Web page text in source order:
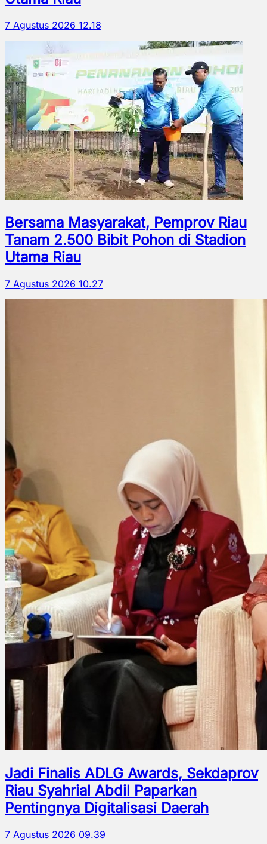
7 Agustus 2026 12.18
Bersama Masyarakat, Pemprov Riau
Tanam 2.500 Bibit Pohon di Stadion
Utama Riau
7 Agustus 2026 10.27
Jadi Finalis ADLG Awards, Sekdaprov
Riau Syahrial Abdil Paparkan
Pentingnya Digitalisasi Daerah
7 Agustus 2026 09.39